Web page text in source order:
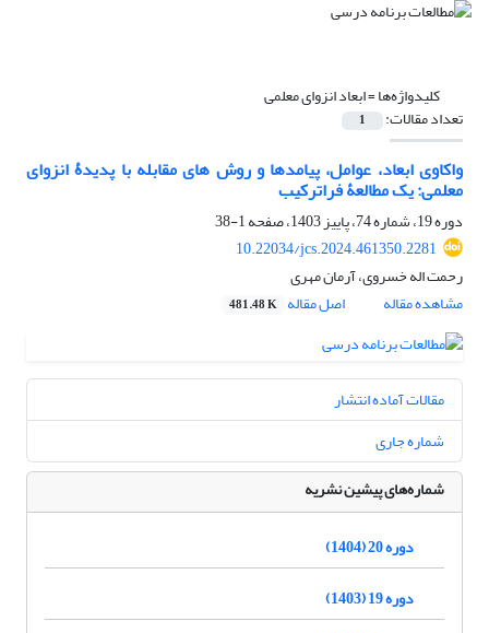
کلیدواژه‌ها =ابعاد انزوای معلمی
تعداد مقالات: 1
واکاوی ابعاد، عوامل، پیامدها و روش های مقابله با پدیدۀ انزوای
معلمی: یک مطالعۀ فراترکیب
دوره 19، شماره 74، پاییز 1403، صفحه
1-38
10.22034/jcs.2024.461350.2281
رحمت اله خسروی، آرمان مهری
مشاهده مقاله
اصل مقاله 481.48 K
مقالات آماده انتشار
شماره جاری
شماره‌های پیشین نشریه
دوره 20 (1404)
دوره 19 (1403)